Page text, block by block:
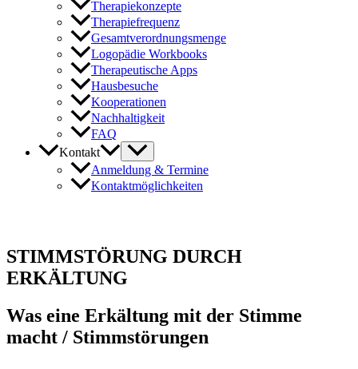
Therapiekonzepte
Therapiefrequenz
Gesamtverordnungsmenge
Logopädie Workbooks
Therapeutische Apps
Hausbesuche
Kooperationen
Nachhaltigkeit
FAQ
Kontakt
Anmeldung & Termine
Kontaktmöglichkeiten
STIMMSTÖRUNG DURCH
ERKÄLTUNG
Was eine Erkältung mit der Stimme
macht / Stimmstörungen